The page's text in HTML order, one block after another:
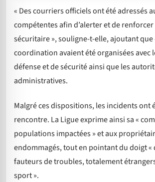
« Des courriers officiels ont été adressés
compétentes afin d’alerter et de
sécuritaire », souligne-t-elle, ajoutant
coordination avaient été organisées avec
défense et de sécurité ainsi que les
administratives.
Malgré ces dispositions, les incidents ont
rencontre. La Ligue exprime ainsi sa «
populations impactées » et aux
endommagés, tout en pointant du doigt «
fauteurs de troubles, totalement
sport ».